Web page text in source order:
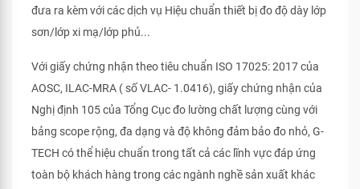
đưa ra kèm với các dịch vụ Hiệu chuẩn thiết bị đo độ dày lớp
sơn/lớp xi mạ/lớp phủ...
Với giấy chứng nhận theo tiêu chuẩn ISO 17025: 2017 của
AOSC, ILAC-MRA ( số VLAC- 1.0416), giấy chứng nhận của
Nghị định 105 của Tổng Cục đo lường chất lượng cùng với
bảng scope rộng, đa dạng và độ không đảm bảo đo nhỏ, G-
TECH có thể hiệu chuẩn trong tất cả các lĩnh vực đáp ứng
toàn bộ khách hàng trong các ngành nghề sản xuất khác